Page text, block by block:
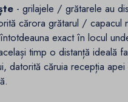
- grilajele / grătarele au
cărora grătarul / capacul
exact în locul
timp o distanță ideală
datorită căruia recepția apei